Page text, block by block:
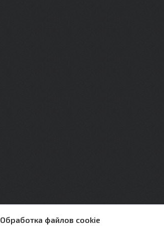
Обработка файлов cookie